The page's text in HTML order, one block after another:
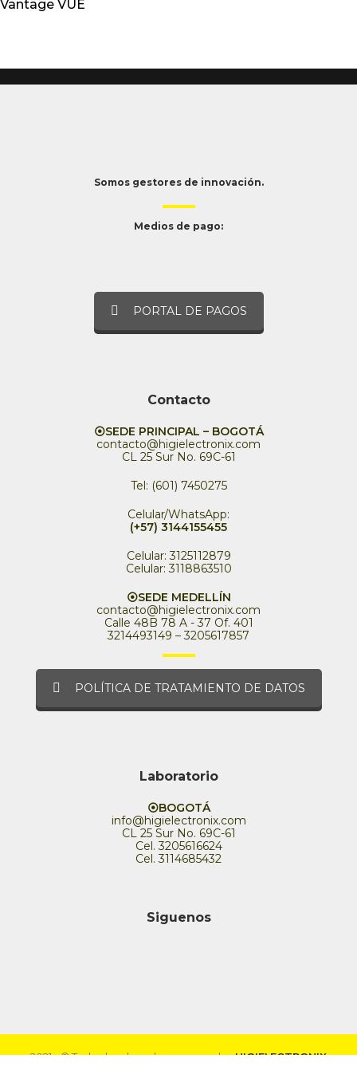
Vantage VUE
Somos gestores de innovación.
Medios de pago:
PORTAL DE PAGOS
Contacto
⦿SEDE PRINCIPAL – BOGOTÁ
contacto@higielectronix.com
CL 25 Sur No. 69C-61
Tel: (601) 7450275
Celular/WhatsApp:
(+57) 3144155455
Celular: 3125112879
Celular: 3118863510
⦿SEDE MEDELLÍN
contacto@higielectronix.com
Calle 48B 78 A - 37 Of. 401
3214493149 – 3205617857
POLÍTICA DE TRATAMIENTO DE DATOS
Laboratorio
⦿BOGOTÁ
info@higielectronix.com
CL 25 Sur No. 69C-61
Cel. 3205616624
Cel. 3114685432
Siguenos
2021 - © Todos los derechos reservadosHIGIELECTRONIX